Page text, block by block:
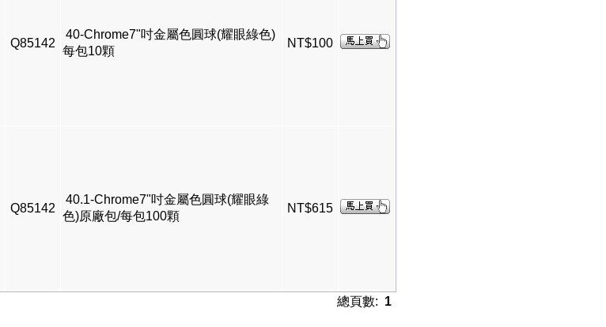
Q85142
40-Chrome7"吋金屬色圓球(耀眼綠色)
每包10顆
NT$100
Q85142
40.1-Chrome7"吋金屬色圓球(耀眼綠
色)原廠包/每包100顆
NT$615
總頁數: 1